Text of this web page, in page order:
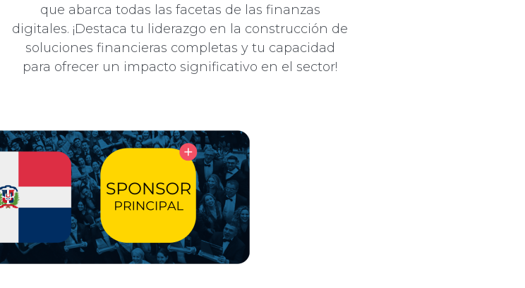
que abarca todas las facetas de las finanzas
digitales. ¡Destaca tu liderazgo en la construcción de
soluciones financieras completas y tu capacidad
para ofrecer un impacto significativo en el sector!